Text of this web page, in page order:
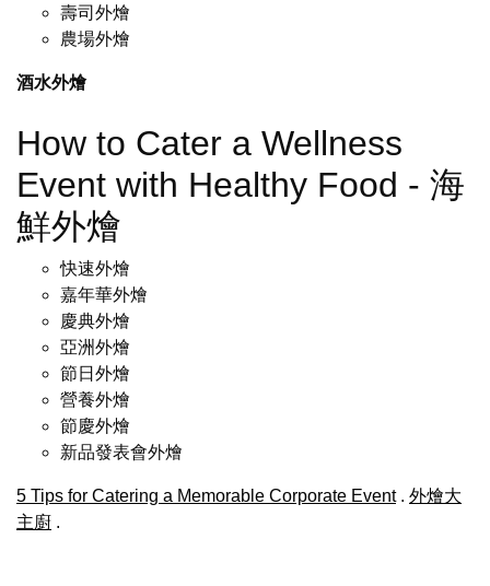
壽司外燴
農場外燴
酒水外燴
How to Cater a Wellness
Event with Healthy Food - 海
鮮外燴
快速外燴
嘉年華外燴
慶典外燴
亞洲外燴
節日外燴
營養外燴
節慶外燴
新品發表會外燴
5 Tips for Catering a Memorable Corporate Event. 外燴大
主廚 .